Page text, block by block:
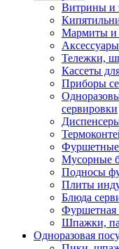
Витрины и
Мармиты и
Тележки,
Кассеты
Приборы
сервировки
Мусорные
Подносы
Плиты
Блюда
Фуршетная
Шпажки,
Одноразовая